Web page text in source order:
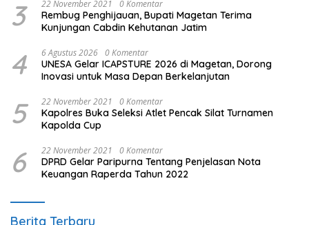
3 22 November 2021 0 Komentar
Rembug Penghijauan, Bupati Magetan Terima
Kunjungan Cabdin Kehutanan Jatim
4 6 Agustus 2026 0 Komentar
UNESA Gelar ICAPSTURE 2026 di Magetan, Dorong
Inovasi untuk Masa Depan Berkelanjutan
5 22 November 2021 0 Komentar
Kapolres Buka Seleksi Atlet Pencak Silat Turnamen
Kapolda Cup
6 22 November 2021 0 Komentar
DPRD Gelar Paripurna Tentang Penjelasan Nota
Keuangan Raperda Tahun 2022
Berita Terbaru